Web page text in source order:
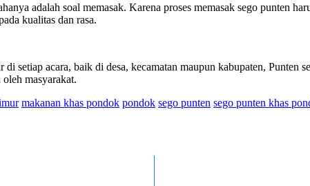
adalah soal memasak. Karena proses memasak sego punten
kualitas dan rasa.
setiap acara, baik di desa, kecamatan maupun kabupaten,
masyarakat.
makanan khas pondok pondok sego punten sego punten khas